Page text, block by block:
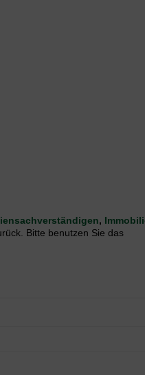
,
Bitte benutzen Sie das